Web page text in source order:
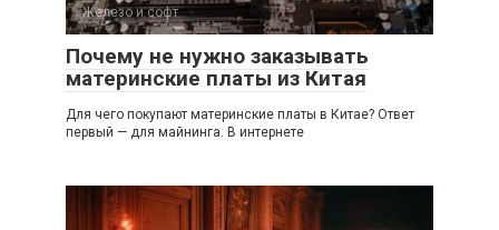
Железо и софт
Почему не нужно заказывать
материнские платы из Китая
Для чего покупают материнские платы в Китае? Ответ
первый — для майнинга. В интернете